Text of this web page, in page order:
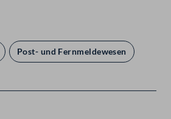
Post- und Fernmeldewesen